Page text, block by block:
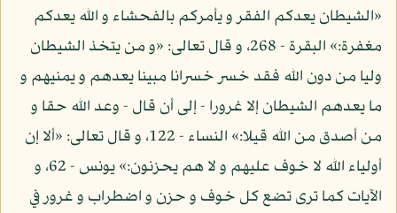
«الشيطان يعدكم الفقر و يأمركم بالفحشاء و الله يعدكم
مغفرة:» البقرة - 268، و قال تعالى: «و من يتخذ الشيطان
وليا من دون الله فقد خسر خسرانا مبينا يعدهم و يمنيهم و
ما يعدهم الشيطان إلا غرورا - إلى أن قال - وعد الله حقا و
من أصدق من الله قيلا:» النساء - 122، و قال تعالى: «ألا إن
أولياء الله لا خوف عليهم و لا هم يحزنون:» يونس - 62، و
الآيات كما ترى تضع كل خوف و حزن و اضطراب و غرور في